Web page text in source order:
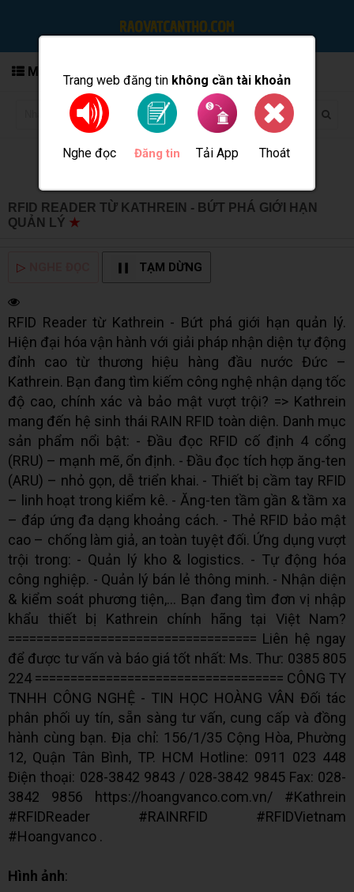
Trang web đăng tin không cần tài khoản
Nghe đọc Đăng tin Tải App Thoát
MENU
RFID READER TỪ KATHREIN - BỨT PHÁ GIỚI HẠN
QUẢN LÝ ★
▷ TẠM DỪNG
RFID Reader từ Kathrein - Bứt phá giới hạn quản lý.
Hiện đại hóa vận hành với giải pháp nhận diện tự động
đỉnh cao từ thương hiệu hàng đầu nước Đức –
Kathrein. Bạn đang tìm kiếm công nghệ nhận dạng tốc
độ cao, chính xác và bảo mật vượt trội? => Kathrein
mang đến hệ sinh thái RAIN RFID toàn diện. Danh mục
sản phẩm nổi bật: - Đầu đọc RFID cố định 4 cổng
(RRU) – mạnh mẽ, ổn định. - Đầu đọc tích hợp ăng-ten
(ARU) – nhỏ gọn, dễ triển khai. - Thiết bị cầm tay RFID
– linh hoạt trong kiểm kê. - Ăng-ten tầm gần & tầm xa
– đáp ứng đa dạng khoảng cách. - Thẻ RFID bảo mật
cao – chống làm giả, an toàn tuyệt đối. Ứng dụng vượt
trội trong: - Quản lý kho & logistics. - Tự động hóa
công nghiệp. - Quản lý bán lẻ thông minh. - Nhận diện
& kiểm soát phương tiện,… Bạn đang tìm đơn vị nhập
khẩu thiết bị Kathrein chính hãng tại Việt Nam?
=================================== Liên hệ ngay
để được tư vấn và báo giá tốt nhất: ‍Ms. Thư: 0385 805
224 =================================== CÔNG TY
TNHH CÔNG NGHỆ - TIN HỌC HOÀNG VÂN Đối tác
phân phối uy tín, sẵn sàng tư vấn, cung cấp và đồng
hành cùng bạn. Địa chỉ: 156/1/35 Cộng Hòa, Phường
12, Quận Tân Bình, TP. HCM Hotline: 0911 023 448
Điện thoại: 028-3842 9843 / 028-3842 9845 Fax: 028-
3842 9856 https://hoangvanco.com.vn/ #Kathrein
#RFIDReader #RAINRFID #RFIDVietnam
#Hoangvanco .
Hình ảnh: